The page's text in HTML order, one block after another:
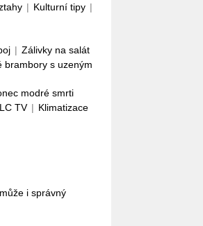
| Kulturní tipy |
| Zálivky na salát
brambory s uzeným
modré smrti
TV | Klimatizace
i správný